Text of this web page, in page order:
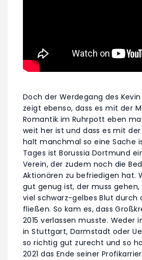
Doch der Werdegang des
zeigt ebenso, dass es mit der
Romantik im Ruhrpott eben
weit her ist und dass es mit der
halt manchmal so eine Sache
Tages ist Borussia Dortmund
Verein, der zudem noch die
Aktionären zu befriedigen hat.
gut genug ist, der muss
viel schwarz-gelbes Blut durch
fließen. So kam es, dass
2015 verlassen musste. Weder
in Stuttgart, Darmstadt oder
so richtig gut zurecht und so
2021 das Ende seiner